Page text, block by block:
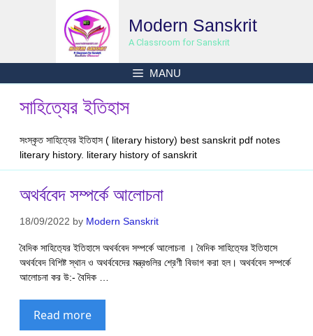
Modern Sanskrit
A Classroom for Sanskrit
MANU
সাহিত্যের ইতিহাস
সংস্কৃত সাহিত্যের ইতিহাস ( literary history) best sanskrit pdf notes
literary history. literary history of sanskrit
অথর্ববেদ সম্পর্কে আলোচনা
18/09/2022 by Modern Sanskrit
বৈদিক সাহিত‍্যের ইতিহাসে অথর্ববেদ সম্পর্কে আলোচনা । বৈদিক সাহিত‍্যের ইতিহাসে
অথর্ববেদ বিশিষ্ট স্থান ও অথর্ববেদের মন্ত্রগুলির শ্রেণী বিভাগ করা হল। অথর্ববেদ সম্পর্কে
আলোচনা কর উ:- বৈদিক …
Read more